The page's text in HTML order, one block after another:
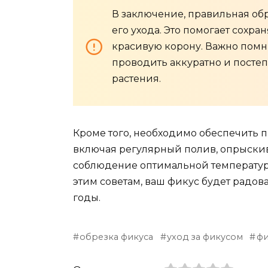
В заключение, правильная
его ухода. Это помогает
красивую корону. Важно
проводить аккуратно и
растения.
Кроме того, необходимо обеспечить
включая регулярный полив,
соблюдение оптимальной
этим советам, ваш фикус будет
годы.
обрезка фикуса уход за фикусом